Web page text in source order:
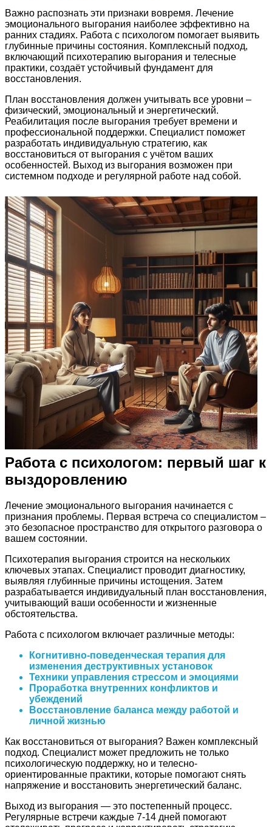
Важно распознать эти признаки вовремя. Лечение
эмоционального выгорания наиболее эффективно на
ранних стадиях. Работа с психологом помогает выявить
глубинные причины состояния. Комплексный подход,
включающий психотерапию выгорания и телесные
практики, создаёт устойчивый фундамент для
восстановления.
План восстановления должен учитывать все уровни –
физический, эмоциональный и энергетический.
Реабилитация после выгорания требует времени и
профессиональной поддержки. Специалист поможет
разработать индивидуальную стратегию, как
восстановиться от выгорания с учётом ваших
особенностей. Выход из выгорания возможен при
системном подходе и регулярной работе над собой.
Работа с психологом: первый шаг к
выздоровлению
Лечение эмоционального выгорания начинается с
признания проблемы. Первая встреча со специалистом –
это безопасное пространство для открытого разговора о
вашем состоянии.
Психотерапия выгорания строится на нескольких
ключевых этапах. Специалист проводит диагностику,
выявляя глубинные причины истощения. Затем
разрабатывается индивидуальный план восстановления,
учитывающий ваши особенности и жизненные
обстоятельства.
Работа с психологом включает различные методы:
Когнитивно-поведенческая терапия для
изменения деструктивных установок
Техники управления стрессом и эмоциями
Проработка внутренних конфликтов и
убеждений
Восстановление баланса между работой и
личной жизнью
Как восстановиться от выгорания? Важен комплексный
подход. Специалист может предложить не только
психологическую поддержку, но и телесно-
ориентированные практики, которые помогают снять
напряжение и восстановить энергетический баланс.
Выход из выгорания — это постепенный процесс.
Регулярные встречи каждые 7-14 дней помогают